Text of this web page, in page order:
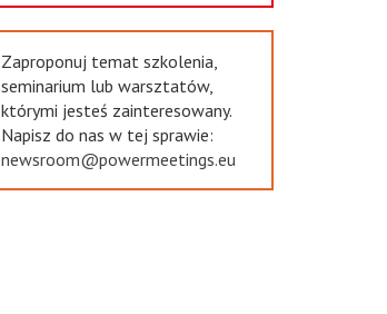
Zaproponuj temat szkolenia,
seminarium lub warsztatów,
którymi jesteś zainteresowany.
Napisz do nas w tej sprawie:
newsroom@powermeetings.eu